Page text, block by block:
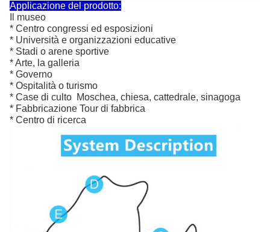
Applicazione del prodotto:
Il museo
* Centro congressi ed esposizioni
* Università e organizzazioni educative
* Stadi o arene sportive
* Arte, la galleria
* Governo
* Ospitalità o turismo
* Case di culto ️ Moschea, chiesa, cattedrale, sinagoga
* Fabbricazione Tour di fabbrica
* Centro di ricerca